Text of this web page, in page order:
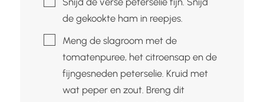
de gekookte ham in reepjes.
▢Meng de slagroom met de
tomatenpuree, het citroensap en de
fijngesneden peterselie. Kruid met
wat peper en zout. Breng dit